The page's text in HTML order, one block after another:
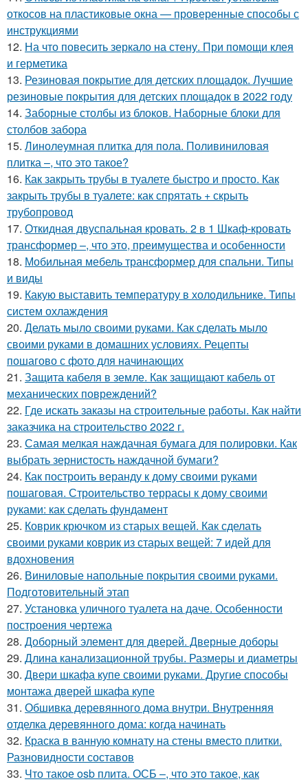
откосов на пластиковые окна — проверенные способы с
инструкциями
12. На что повесить зеркало на стену. При помощи клея
и герметика
13. Резиновая покрытие для детских площадок. Лучшие
резиновые покрытия для детских площадок в 2022 году
14. Заборные столбы из блоков. Наборные блоки для
столбов забора
15. Линолеумная плитка для пола. Поливиниловая
плитка –, что это такое?
16. Как закрыть трубы в туалете быстро и просто. Как
закрыть трубы в туалете: как спрятать + скрыть
трубопровод
17. Откидная двуспальная кровать. 2 в 1 Шкаф-кровать
трансформер –, что это, преимущества и особенности
18. Мобильная мебель трансформер для спальни. Типы
и виды
19. Какую выставить температуру в холодильнике. Типы
систем охлаждения
20. Делать мыло своими руками. Как сделать мыло
своими руками в домашних условиях. Рецепты
пошагово с фото для начинающих
21. Защита кабеля в земле. Как защищают кабель от
механических повреждений?
22. Где искать заказы на строительные работы. Как найти
заказчика на строительство 2022 г.
23. Самая мелкая наждачная бумага для полировки. Как
выбрать зернистость наждачной бумаги?
24. Как построить веранду к дому своими руками
пошаговая. Строительство террасы к дому своими
руками: как сделать фундамент
25. Коврик крючком из старых вещей. Как сделать
своими руками коврик из старых вещей: 7 идей для
вдохновения
26. Виниловые напольные покрытия своими руками.
Подготовительный этап
27. Установка уличного туалета на даче. Особенности
построения чертежа
28. Доборный элемент для дверей. Дверные доборы
29. Длина канализационной трубы. Размеры и диаметры
30. Двери шкафа купе своими руками. Другие способы
монтажа дверей шкафа купе
31. Обшивка деревянного дома внутри. Внутренняя
отделка деревянного дома: когда начинать
32. Краска в ванную комнату на стены вместо плитки.
Разновидности составов
33. Что такое osb плита. ОСБ –, что это такое, как